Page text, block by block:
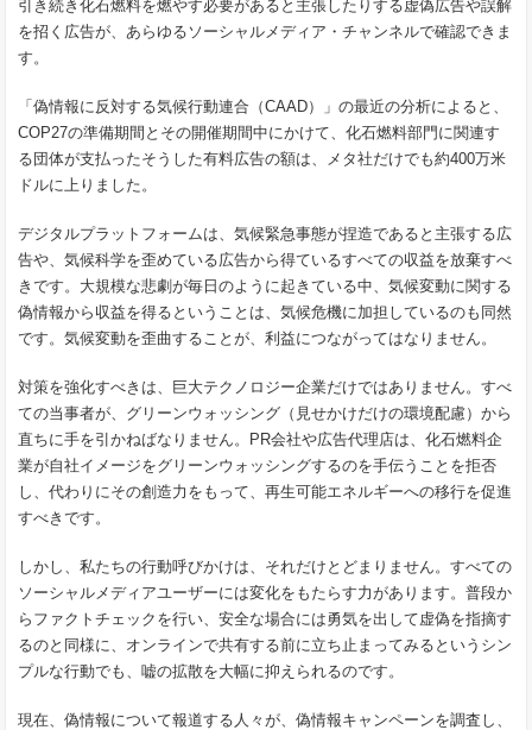
引き続き化石燃料を燃やす必要があると主張したりする虚偽広告や誤解
を招く広告が、あらゆるソーシャルメディア・チャンネルで確認できま
す。
「偽情報に反対する気候行動連合（CAAD）」の最近の分析によると、
COP27の準備期間とその開催期間中にかけて、化石燃料部門に関連す
る団体が支払ったそうした有料広告の額は、メタ社だけでも約400万米
ドルに上りました。
デジタルプラットフォームは、気候緊急事態が捏造であると主張する広
告や、気候科学を歪めている広告から得ているすべての収益を放棄すべ
きです。大規模な悲劇が毎日のように起きている中、気候変動に関する
偽情報から収益を得るということは、気候危機に加担しているのも同然
です。気候変動を歪曲することが、利益につながってはなりません。
対策を強化すべきは、巨大テクノロジー企業だけではありません。すべ
ての当事者が、グリーンウォッシング（見せかけだけの環境配慮）から
直ちに手を引かねばなりません。PR会社や広告代理店は、化石燃料企
業が自社イメージをグリーンウォッシングするのを手伝うことを拒否
し、代わりにその創造力をもって、再生可能エネルギーへの移行を促進
すべきです。
しかし、私たちの行動呼びかけは、それだけとどまりません。すべての
ソーシャルメディアユーザーには変化をもたらす力があります。普段か
らファクトチェックを行い、安全な場合には勇気を出して虚偽を指摘す
るのと同様に、オンラインで共有する前に立ち止まってみるというシン
プルな行動でも、嘘の拡散を大幅に抑えられるのです。
現在、偽情報について報道する人々が、偽情報キャンペーンを調査し、